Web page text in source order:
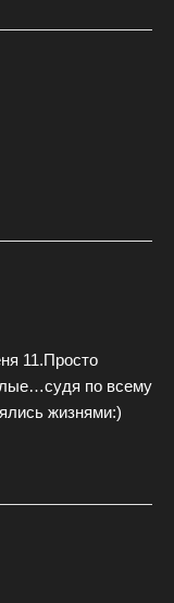
11.Просто
по всему
жизнями:)